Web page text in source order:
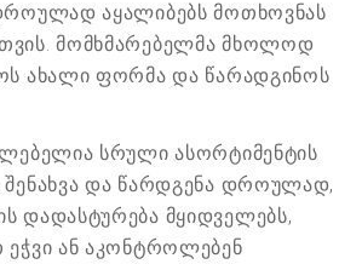
აყალიბებს მოთხოვნას
მომხმარებელმა მხოლოდ
ახალი ფორმა და წარადგინოს
სრული ასორტიმენტის
შენახვა და წარდგენა დროულად,
დადასტურება მყიდველებს,
ან აკონტროლებენ